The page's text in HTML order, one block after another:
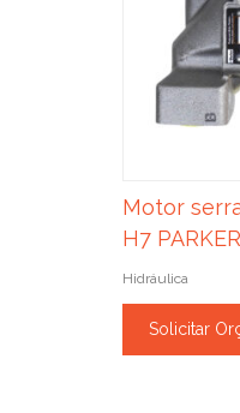
Motor
H7 PARKER
Hidráulica
Solicitar